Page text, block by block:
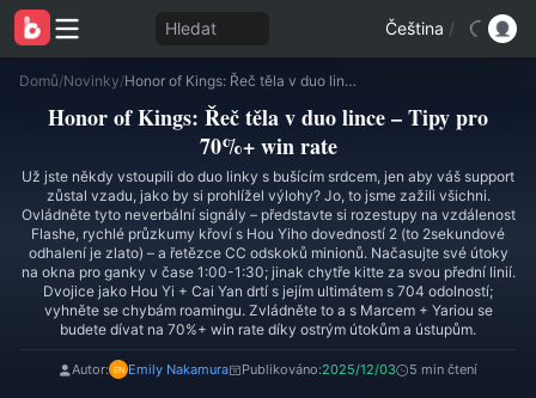
Hledat Čeština /
Domů/Novinky/ Honor of Kings: Řeč těla v duo lince – Tipy pro 70%+ win rate
Honor of Kings: Řeč těla v duo lince – Tipy pro
70%+ win rate
Už jste někdy vstoupili do duo linky s bušícím srdcem, jen aby váš support
zůstal vzadu, jako by si prohlížel výlohy? Jo, to jsme zažili všichni.
Ovládněte tyto neverbální signály – představte si rozestupy na vzdálenost
Flashe, rychlé průzkumy křoví s Hou Yiho dovedností 2 (to 2sekundové
odhalení je zlato) – a řetězce CC odskoků minionů. Načasujte své útoky
na okna pro ganky v čase 1:00-1:30; jinak chytře kitte za svou přední linií.
Dvojice jako Hou Yi + Cai Yan drtí s jejím ultimátem s 704 odolností;
vyhněte se chybám roamingu. Zvládněte to a s Marcem + Yariou se
budete dívat na 70%+ win rate díky ostrým útokům a ústupům.
Autor: Emily Nakamura Publikováno:2025/12/03 5 min čtení